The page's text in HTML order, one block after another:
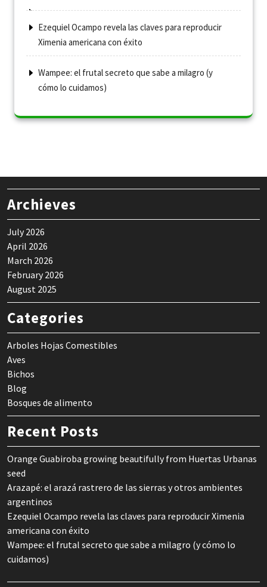
Ezequiel Ocampo revela las claves para reproducir
Ximenia americana con éxito
Wampee: el frutal secreto que sabe a milagro (y
cómo lo cuidamos)
Archieves
July 2026
April 2026
March 2026
February 2026
August 2025
Categories
Arboles Hojas Comestibles
Aves
Bichos
Blog
Bosques de alimento
Recent Posts
Orange Guabiroba growing beautifully from Huertas Urbanas
seed
Arazapé: el arazá rastrero de las sierras y otros ambientes
argentinos
Ezequiel Ocampo revela las claves para reproducir Ximenia
americana con éxito
Wampee: el frutal secreto que sabe a milagro (y cómo lo
cuidamos)